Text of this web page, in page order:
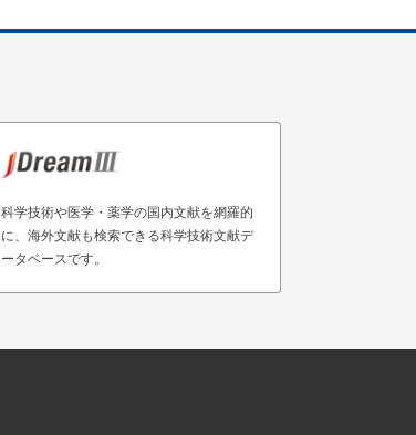
科学技術や医学・薬学の国内文献を網羅的
に、海外文献も検索できる科学技術文献デ
ータベースです。